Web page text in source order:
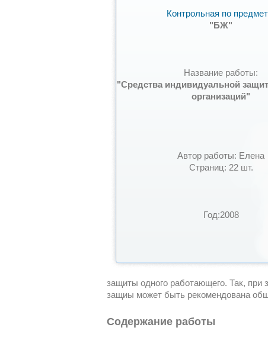
Контрольная по
"БЖ"
Название работы:
"Средства индивидуальной
организаций"
Автор работы: Елена
Страниц: 22 шт.
Год:2008
защиты одного работающего. Так, при
защиы может быть рекомендована
Содержание работы